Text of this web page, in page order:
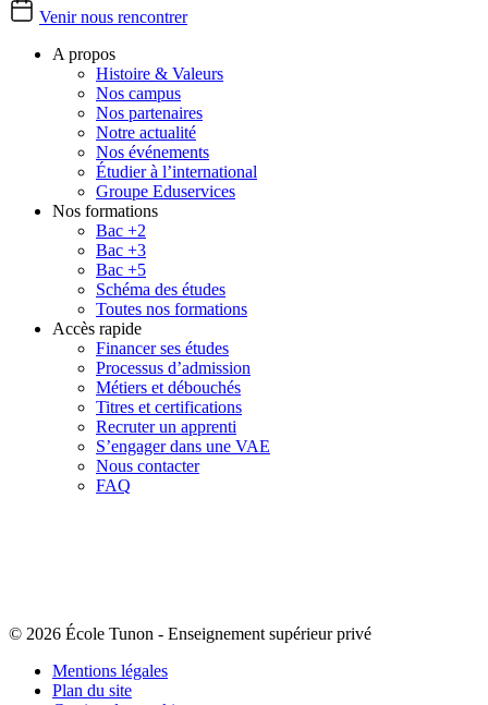
Venir nous rencontrer
A propos
Histoire & Valeurs
Nos campus
Nos partenaires
Notre actualité
Nos événements
Étudier à l’international
Groupe Eduservices
Nos formations
Bac +2
Bac +3
Bac +5
Schéma des études
Toutes nos formations
Accès rapide
Financer ses études
Processus d’admission
Métiers et débouchés
Titres et certifications
Recruter un apprenti
S’engager dans une VAE
Nous contacter
FAQ
© 2026 École Tunon - Enseignement supérieur privé
Mentions légales
Plan du site